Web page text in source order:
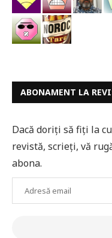
ABONAMENT LA
Dacă doriți să fiți la
revistă, scrieți, vă
abona.
Adresă